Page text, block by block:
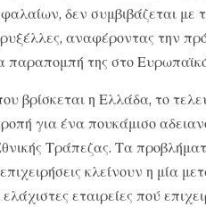
δεν συμβιβάζεται με
αναφέροντας την
παραπομπή της στο
βρίσκεται η Ελλάδα, το
για ένα πουκάμισο
Τράπεζας. Τα
κλείνουν η μία
ελάχιστες εταιρείες πού